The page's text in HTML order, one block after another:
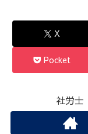
X
Pocket
社労